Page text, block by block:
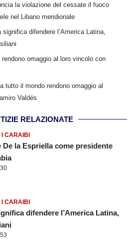
la violazione del cessate il fuoco
nel Libano meridionale
significa difendere l’America Latina,
omaggio al loro vincolo con
tutto il mondo rendono omaggio al
Valdés
RELAZIONATE
I CARAIBI
De la Espriella come presidente
I CARAIBI
difendere l’America Latina,